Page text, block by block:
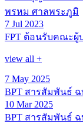
พรหม ศาลพระภูมิ
7 Jul 2023
FPT ต้อนรับคณะผู้
view all +
7 May 2025
BPT สารสัมพันธ์ ฉ
10 Mar 2025
BPT สารสัมพันธ์